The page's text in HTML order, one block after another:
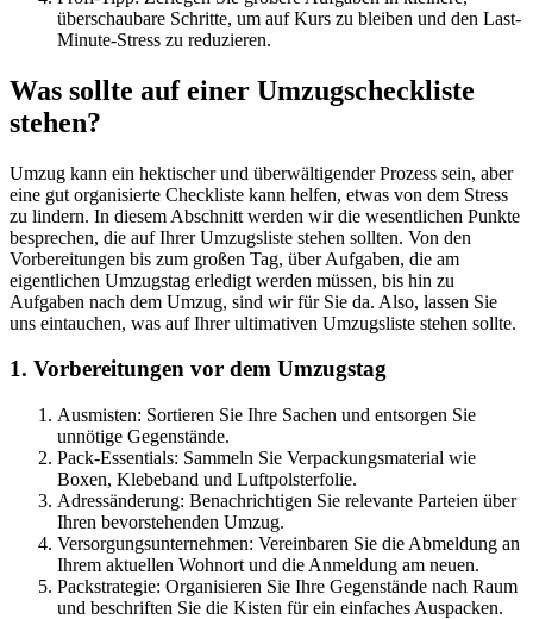
überschaubare Schritte, um auf Kurs zu bleiben und den Last-
Minute-Stress zu reduzieren.
Was sollte auf einer Umzugscheckliste
stehen?
Umzug kann ein hektischer und überwältigender Prozess sein, aber
eine gut organisierte Checkliste kann helfen, etwas von dem Stress
zu lindern. In diesem Abschnitt werden wir die wesentlichen Punkte
besprechen, die auf Ihrer Umzugsliste stehen sollten. Von den
Vorbereitungen bis zum großen Tag, über Aufgaben, die am
eigentlichen Umzugstag erledigt werden müssen, bis hin zu
Aufgaben nach dem Umzug, sind wir für Sie da. Also, lassen Sie
uns eintauchen, was auf Ihrer ultimativen Umzugsliste stehen sollte.
1. Vorbereitungen vor dem Umzugstag
Ausmisten: Sortieren Sie Ihre Sachen und entsorgen Sie
unnötige Gegenstände.
Pack-Essentials: Sammeln Sie Verpackungsmaterial wie
Boxen, Klebeband und Luftpolsterfolie.
Adressänderung: Benachrichtigen Sie relevante Parteien über
Ihren bevorstehenden Umzug.
Versorgungsunternehmen: Vereinbaren Sie die Abmeldung an
Ihrem aktuellen Wohnort und die Anmeldung am neuen.
Packstrategie: Organisieren Sie Ihre Gegenstände nach Raum
und beschriften Sie die Kisten für ein einfaches Auspacken.